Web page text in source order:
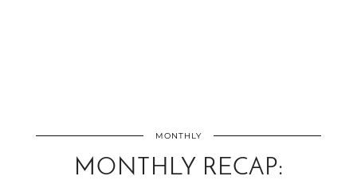
MONTHLY
MONTHLY RECAP: